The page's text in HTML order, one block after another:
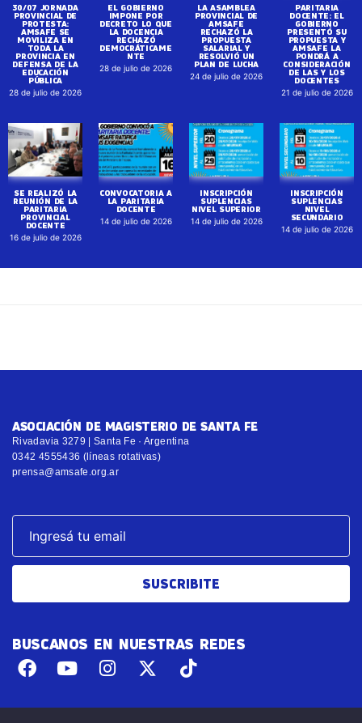
30/07 JORNADA
PROVINCIAL DE
PROTESTA:
AMSAFE SE
MOVILIZA EN
TODA LA
PROVINCIA EN
DEFENSA DE LA
EDUCACIÓN
PÚBLICA
28 de julio de 2026
EL GOBIERNO
IMPONE POR
DECRETO LO QUE
LA DOCENCIA
RECHAZÓ
DEMOCRÁTICAME
NTE
28 de julio de 2026
LA ASAMBLEA
PROVINCIAL DE
AMSAFE
RECHAZÓ LA
PROPUESTA
SALARIAL Y
RESOLVIÓ UN
PLAN DE LUCHA
24 de julio de 2026
PARITARIA
DOCENTE: EL
GOBIERNO
PRESENTÓ SU
PROPUESTA Y
AMSAFE LA
PONDRÁ A
CONSIDERACIÓN
DE LAS Y LOS
DOCENTES
21 de julio de 2026
SE REALIZÓ LA
REUNIÓN DE LA
PARITARIA
PROVINCIAL
DOCENTE
16 de julio de 2026
CONVOCATORIA A
LA PARITARIA
DOCENTE
14 de julio de 2026
INSCRIPCIÓN
SUPLENCIAS
NIVEL SUPERIOR
14 de julio de 2026
INSCRIPCIÓN
SUPLENCIAS
NIVEL
SECUNDARIO
14 de julio de 2026
ASOCIACIÓN DE MAGISTERIO DE SANTA FE
Rivadavia 3279 | Santa Fe · Argentina
0342 4555436 (líneas rotativas)
prensa@amsafe.org.ar
SUSCRIBITE
BUSCANOS EN NUESTRAS REDES